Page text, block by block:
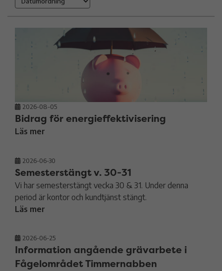
2026-08-05
Bidrag för energieffektivisering
Läs mer
2026-06-30
Semesterstängt v. 30-31
Vi har semesterstängt vecka 30 & 31. Under denna
period är kontor och kundtjänst stängt.
Läs mer
2026-06-25
Information angående grävarbete i
Fågelområdet Timmernabben